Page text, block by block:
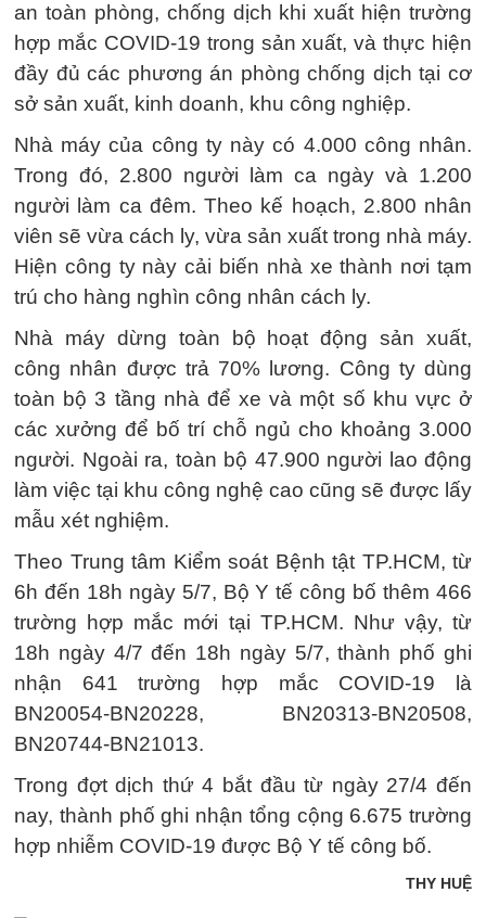
an toàn phòng, chống dịch khi xuất hiện trường
hợp mắc COVID-19 trong sản xuất, và thực hiện
đầy đủ các phương án phòng chống dịch tại cơ
sở sản xuất, kinh doanh, khu công nghiệp.
Nhà máy của công ty này có 4.000 công nhân.
Trong đó, 2.800 người làm ca ngày và 1.200
người làm ca đêm. Theo kế hoạch, 2.800 nhân
viên sẽ vừa cách ly, vừa sản xuất trong nhà máy.
Hiện công ty này cải biến nhà xe thành nơi tạm
trú cho hàng nghìn công nhân cách ly.
Nhà máy dừng toàn bộ hoạt động sản xuất,
công nhân được trả 70% lương. Công ty dùng
toàn bộ 3 tầng nhà để xe và một số khu vực ở
các xưởng để bố trí chỗ ngủ cho khoảng 3.000
người. Ngoài ra, toàn bộ 47.900 người lao động
làm việc tại khu công nghệ cao cũng sẽ được lấy
mẫu xét nghiệm.
Theo Trung tâm Kiểm soát Bệnh tật TP.HCM, từ
6h đến 18h ngày 5/7, Bộ Y tế công bố thêm 466
trường hợp mắc mới tại TP.HCM. Như vậy, từ
18h ngày 4/7 đến 18h ngày 5/7, thành phố ghi
nhận 641 trường hợp mắc COVID-19 là
BN20054-BN20228, BN20313-BN20508,
BN20744-BN21013.
Trong đợt dịch thứ 4 bắt đầu từ ngày 27/4 đến
nay, thành phố ghi nhận tổng cộng 6.675 trường
hợp nhiễm COVID-19 được Bộ Y tế công bố.
THY HUỆ